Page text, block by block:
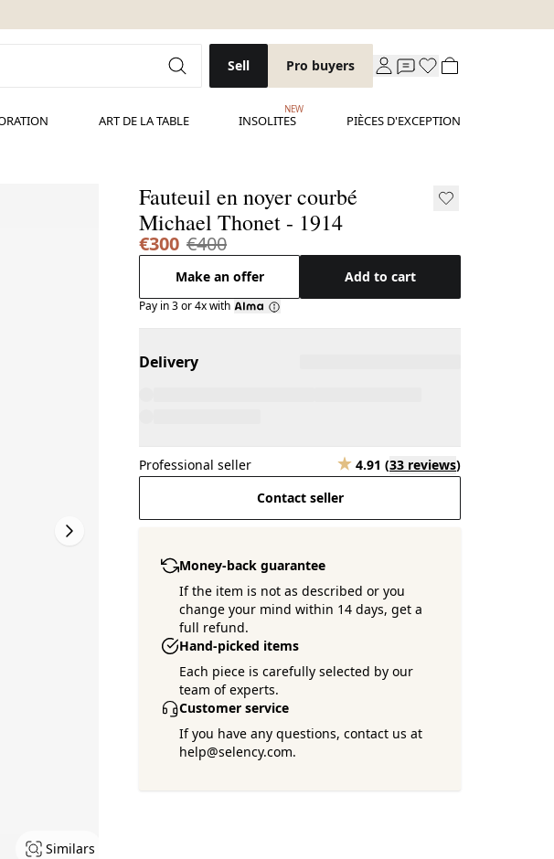
Sell Pro buyers
ART DE LA TABLE INSOLITES
NEW
PIÈCES D'EXCEPTION
Similars
Fauteuil en noyer courbé
Michael Thonet - 1914
€300 €400
Make an offer Add to cart
Pay in 3 or 4x with
Delivery
Professional seller 4.91 (33 reviews)
Contact seller
Money-back guarantee
If the item is not as described or you
change your mind within 14 days, get a
full refund.
Hand-picked items
Each piece is carefully selected by our
team of experts.
Customer service
If you have any questions, contact us at
help@selency.com.